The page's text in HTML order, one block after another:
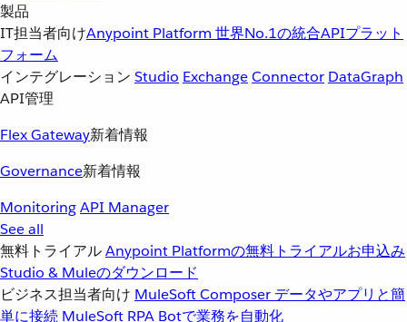
製品
IT担当者向けAnypoint Platform 世界No.1の統合APIプラット
フォーム
インテグレーション Studio ExchangeConnector DataGraph
API管理
Flex Gateway新着情報
Governance新着情報
MonitoringAPI Manager
See all
無料トライアルAnypoint Platformの無料トライアルお申込み
Studio & Muleのダウンロード
ビジネス担当者向け MuleSoft Composer データやアプリと簡
単に接続 MuleSoft RPA Botで業務を自動化